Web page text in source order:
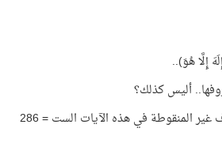
إِلَّا هُوَ)..
أليس كذلك؟
العجيب أن مجموع الحروف غير المنقوطة في هذه الآيات الست = 286